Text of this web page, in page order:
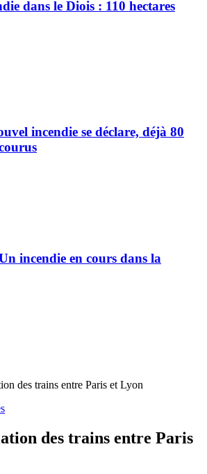
dans le Diois : 110 hectares
incendie se déclare, déjà 80
incendie en cours dans la
des trains entre Paris et Lyon
des trains entre Paris